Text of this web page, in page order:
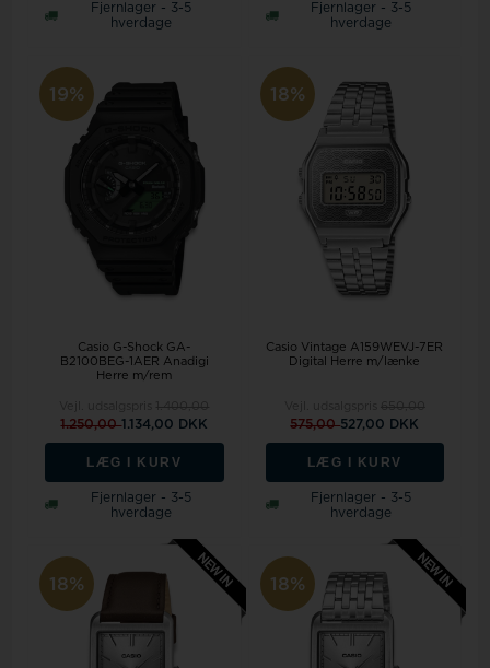
Fjernlager - 3-5
hverdage
Fjernlager - 3-5
hverdage
19%
Casio G-Shock GA-
B2100BEG-1AER Anadigi
Herre m/rem
1.250,001.134,00 DKK
LÆG I KURV
Fjernlager - 3-5
hverdage
18%
Casio Vintage A159WEVJ-7ER
Digital Herre m/lænke
575,00527,00 DKK
LÆG I KURV
Fjernlager - 3-5
hverdage
18% 18%